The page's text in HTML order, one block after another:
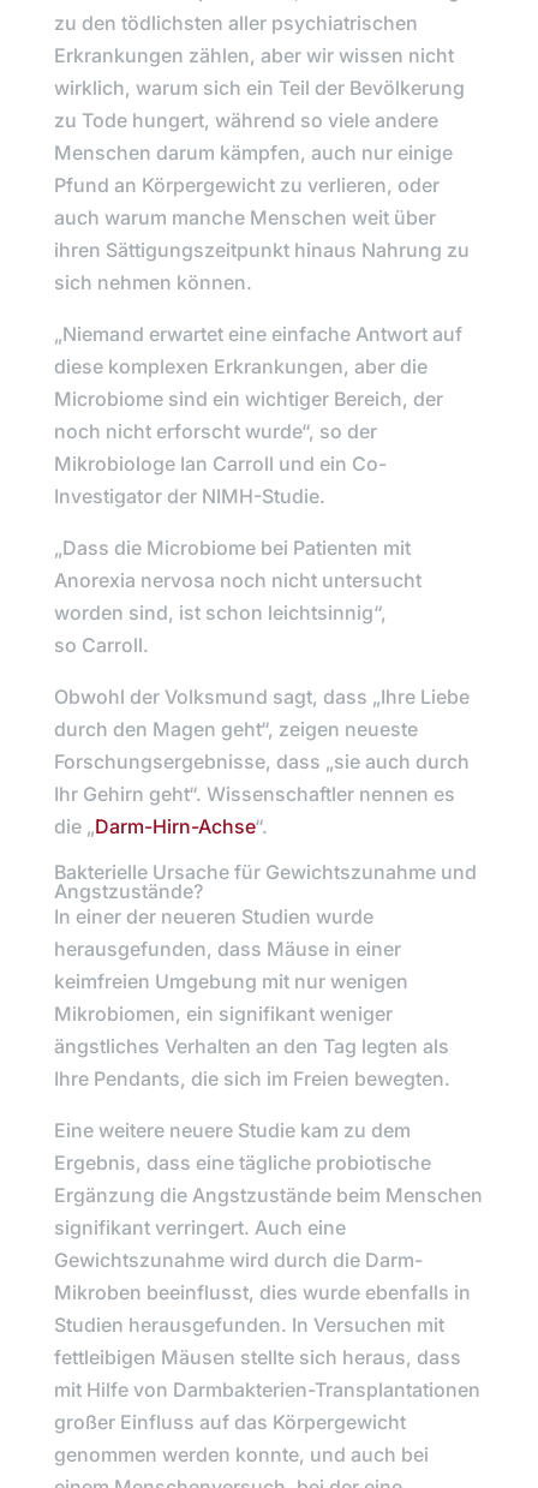
zu den tödlichsten aller psychiatrischen
Erkrankungen zählen, aber wir wissen nicht
wirklich, warum sich ein Teil der Bevölkerung
zu Tode hungert, während so viele andere
Menschen darum kämpfen, auch nur einige
Pfund an Körpergewicht zu verlieren, oder
auch warum manche Menschen weit über
ihren Sättigungszeitpunkt hinaus Nahrung zu
sich nehmen können.
„Niemand erwartet eine einfache Antwort auf
diese komplexen Erkrankungen, aber die
Microbiome sind ein wichtiger Bereich, der
noch nicht erforscht wurde“, so der
Mikrobiologe Ian Carroll und ein Co-
Investigator der NIMH-Studie.
„Dass die Microbiome bei Patienten mit
Anorexia nervosa noch nicht untersucht
worden sind, ist schon leichtsinnig“,
so Carroll.
Obwohl der Volksmund sagt, dass „Ihre Liebe
durch den Magen geht“, zeigen neueste
Forschungsergebnisse, dass „sie auch durch
Ihr Gehirn geht“. Wissenschaftler nennen es
die „Darm-Hirn-Achse“.
Bakterielle Ursache für Gewichtszunahme und
Angstzustände?
In einer der neueren Studien wurde
herausgefunden, dass Mäuse in einer
keimfreien Umgebung mit nur wenigen
Mikrobiomen, ein signifikant weniger
ängstliches Verhalten an den Tag legten als
Ihre Pendants, die sich im Freien bewegten.
Eine weitere neuere Studie kam zu dem
Ergebnis, dass eine tägliche probiotische
Ergänzung die Angstzustände beim Menschen
signifikant verringert. Auch eine
Gewichtszunahme wird durch die Darm-
Mikroben beeinflusst, dies wurde ebenfalls in
Studien herausgefunden. In Versuchen mit
fettleibigen Mäusen stellte sich heraus, dass
mit Hilfe von Darmbakterien-Transplantationen
großer Einfluss auf das Körpergewicht
genommen werden konnte, und auch bei